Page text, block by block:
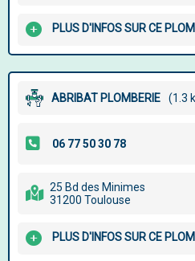
PLUS D'INFOS SUR CE
ABRIBAT PLOMBERIE (1.3
25 Bd des Minimes
31200 Toulouse
PLUS D'INFOS SUR CE